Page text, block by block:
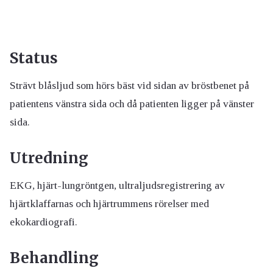
Status
Strävt blåsljud som hörs bäst vid sidan av bröstbenet på
patientens vänstra sida och då patienten ligger på vänster
sida.
Utredning
EKG, hjärt-lungröntgen, ultraljudsregistrering av
hjärtklaffarnas och hjärtrummens rörelser med
ekokardiografi.
Behandling